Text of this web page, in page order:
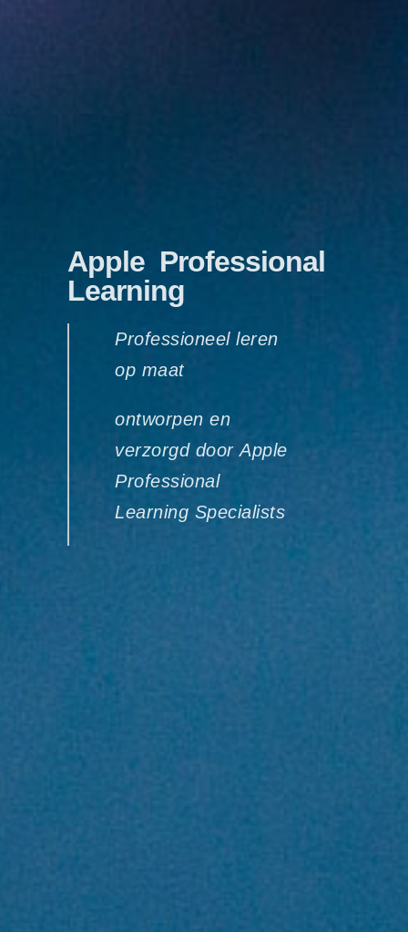
Apple Professional
Learning
Professioneel leren
op maat
ontworpen en
verzorgd door Apple
Professional
Learning Specialists